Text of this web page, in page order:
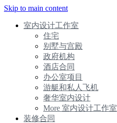
Skip to main content
室内设计工作室
住宅
别墅与宫殿
政府机构
酒店合同
办公室项目
游艇和私人飞机
奢华室内设计
More 室内设计工作室
装修合同